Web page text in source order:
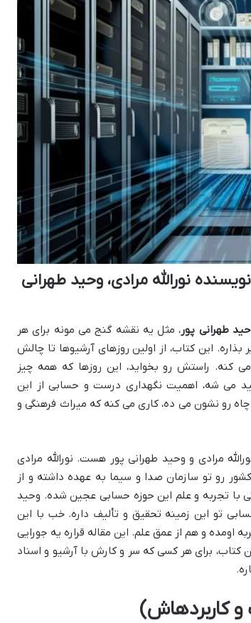
نورالله مرادی، وحید طهرانی
طهرانی پور، مثل یه نقشه گنج می مونه برای هر
این کتاب، از اولین روزهای آرشیوها تا چالش
کنه. راستش رو بخواید، این روزها که همه چیز
می شه، اهمیت نگهداری درست و حسابی از این
رو نشون می ده، کاری می کنه که میراث فرهنگی و
مرادی و وحید طهرانی پور هست. نورالله مرادی
رو تو سازمان صدا و سیما به عهده داشته و از
با تجربه و علم این حوزه حسابی عجین شده. وحید
تو این زمینه تحقیق و تألیف داره. خب با این
و هم از عمق علم. این مقاله قراره یه جورایی
کتاب، برای هر کسی که سر و کارش با آرشیو و اسناد
و کاربردهاش)